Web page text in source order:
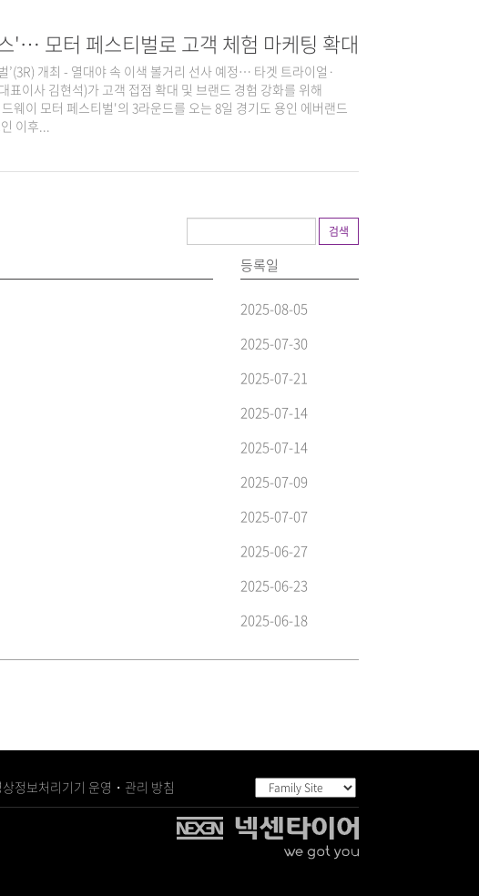
'… 모터 페스티벌로 고객 체험 마케팅 확대
’(3R) 개최 - 열대야 속 이색 볼거리 선사 예정… 타겟 트라이얼·
이사 김현석)가 고객 접점 확대 및 브랜드 경험 강화를 위해
웨이 모터 페스티벌'의 3라운드를 오는 8일 경기도 용인 에버랜드
이후...
검색
등록일
2025-08-05
2025-07-30
2025-07-21
2025-07-14
2025-07-14
2025-07-09
2025-07-07
2025-06-27
2025-06-23
2025-06-18
정보처리기기 운영・관리 방침